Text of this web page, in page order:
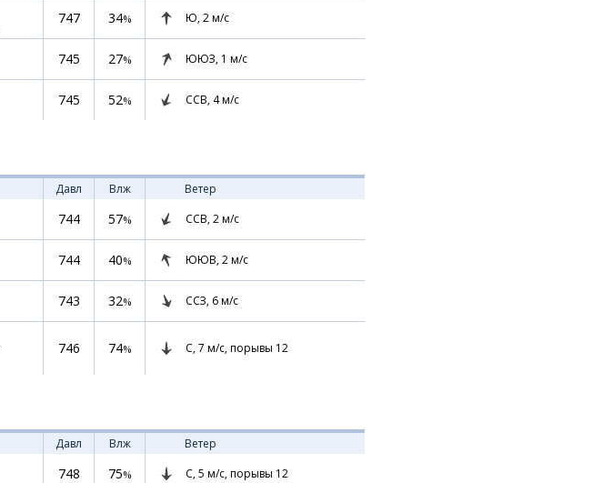
747 34% Ю, 2м/с
745 27% ЮЮЗ, 1 м/с
745 52% ССВ, 4м/с
Давл Влж
Ветер
744 57% ССВ, 2м/с
744 40% ЮЮВ, 2м/с
743 32% ССЗ, 6м/с
746 74% С, 7 м/с, порывы 12
Давл Влж
Ветер
748 75% С, 5 м/с, порывы 12